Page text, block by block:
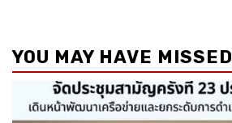
YOU MAY HAVE MISSED